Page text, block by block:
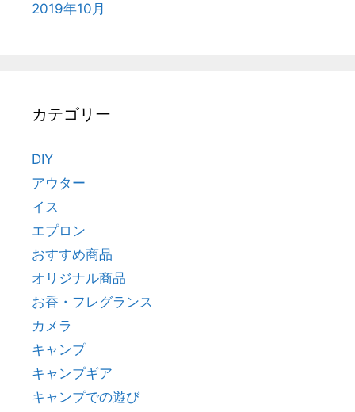
2019年10月
カテゴリー
DIY
アウター
イス
エプロン
おすすめ商品
オリジナル商品
お香・フレグランス
カメラ
キャンプ
キャンプギア
キャンプでの遊び